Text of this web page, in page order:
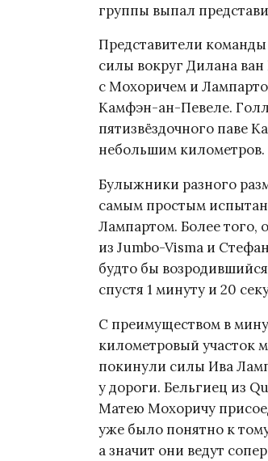
группы выпал
Представители команды
силы вокруг Дилана
с Мохоричем и
Камфэн-ан-Певеле.
пятизвёздочного паве
небольшим километров.
Булыжники разного
самым простым
Лампартом. Более того,
из Jumbo-Visma и
будто бы
спустя 1 минуту и 20
С преимуществом в
километровый участок
покинули силы Ива
у дороги. Бельгиец из
Матею Мохоричу
уже было понятно к
а значит они ведут